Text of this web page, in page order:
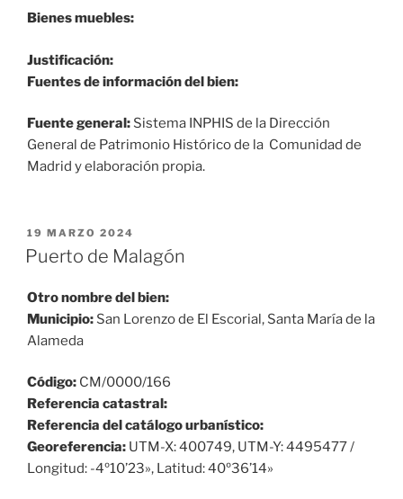
Bienes muebles:
Justificación:
Fuentes de información del bien:
Fuente general: Sistema INPHIS de la Dirección
General de Patrimonio Histórico de la Comunidad de
Madrid y elaboración propia.
PUBLICADO
EL
19 MARZO 2024
Puerto de Malagón
Otro nombre del bien:
Municipio: San Lorenzo de El Escorial, Santa María de la
Alameda
Código: CM/0000/166
Referencia catastral:
Referencia del catálogo urbanístico:
Georeferencia: UTM-X: 400749, UTM-Y: 4495477 /
Longitud: -4º10’23», Latitud: 40º36’14»